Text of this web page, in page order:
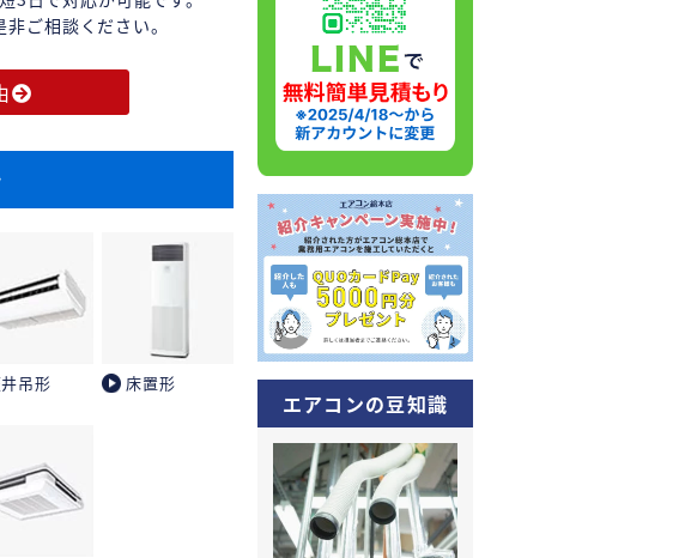
ご相談ください。
吊形 床置形
エアコンの豆知識